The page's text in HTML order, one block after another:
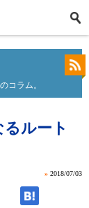
コラム。
ルート
» 2018/07/03